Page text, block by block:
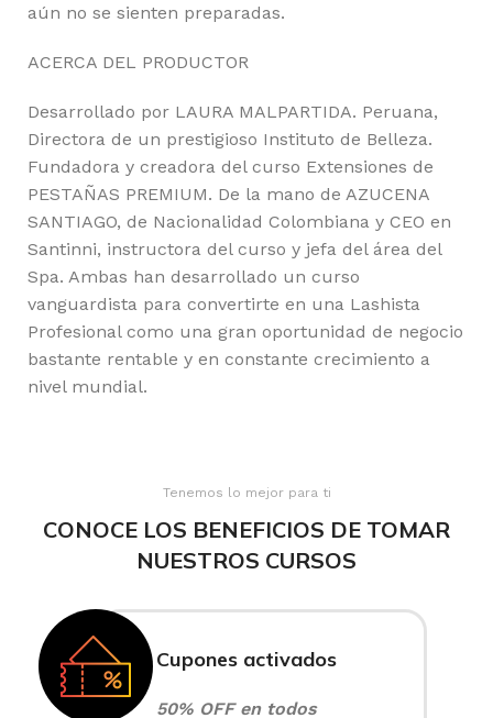
aún no se sienten preparadas.
ACERCA DEL PRODUCTOR
Desarrollado por LAURA MALPARTIDA. Peruana,
Directora de un prestigioso Instituto de Belleza.
Fundadora y creadora del curso Extensiones de
PESTAÑAS PREMIUM. De la mano de AZUCENA
SANTIAGO, de Nacionalidad Colombiana y CEO en
Santinni, instructora del curso y jefa del área del
Spa. Ambas han desarrollado un curso
vanguardista para convertirte en una Lashista
Profesional como una gran oportunidad de negocio
bastante rentable y en constante crecimiento a
nivel mundial.
Tenemos lo mejor para ti
CONOCE LOS BENEFICIOS DE TOMAR
NUESTROS CURSOS
Cupones activados
50% OFF en todos